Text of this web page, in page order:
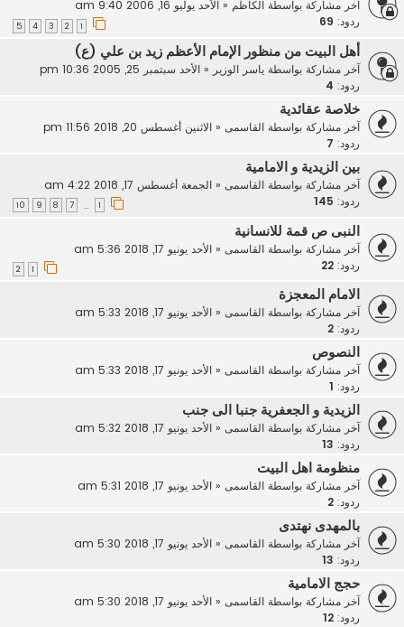
آخر مشاركة بواسطة الكاظم« الأحد يوليو 16, 2006 9:40 am
ردود: 69
3
4
5
أهل البيت من منظور الإمام الأعظم زيد بن علي (ع)
آخر مشاركة بواسطة ياسر الوزير« الأحد سبتمبر 25, 2005 10:36 pm
ردود: 4
خلاصة عقائدية
آخر مشاركة بواسطة القاسمى « الاثنين أغسطس 20, 2018 11:56 pm
ردود: 7
بين الزيدية و الامامية
آخر مشاركة بواسطة القاسمى « الجمعة أغسطس 17, 2018 4:22 am
ردود: 145
…
7
8
9
10
النبى ص قمة للانسانية
آخر مشاركة بواسطة القاسمى « الأحد يونيو 17, 2018 5:36 am
ردود: 22
الامام المعجزة
آخر مشاركة بواسطة القاسمى« الأحد يونيو 17, 2018 5:33 am
ردود: 2
النصوص
آخر مشاركة بواسطة القاسمى« الأحد يونيو 17, 2018 5:33 am
ردود:
الزيدية و الجعفرية جنبا الى جنب
آخر مشاركة بواسطة القاسمى« الأحد يونيو 17, 2018 5:32 am
ردود: 13
منظومة اهل البيت
آخر مشاركة بواسطة القاسمى« الأحد يونيو 17, 2018 5:31 am
ردود: 2
بالمهدى نهتدى
آخر مشاركة بواسطة القاسمى« الأحد يونيو 17, 2018 5:30 am
ردود: 13
حجج الامامية
آخر مشاركة بواسطة القاسمى« الأحد يونيو 17, 2018 5:30 am
ردود: 12